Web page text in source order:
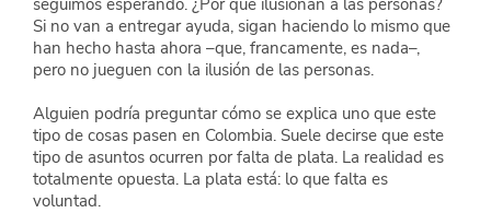
Si no van a entregar ayuda, sigan haciendo lo mismo que
han hecho hasta ahora –que, francamente, es nada–,
pero no jueguen con la ilusión de las personas.
Alguien podría preguntar cómo se explica uno que este
tipo de cosas pasen en Colombia. Suele decirse que este
tipo de asuntos ocurren por falta de plata. La realidad es
totalmente opuesta. La plata está: lo que falta es
voluntad.